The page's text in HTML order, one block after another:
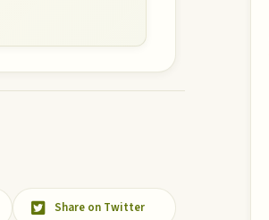
Share on Twitter